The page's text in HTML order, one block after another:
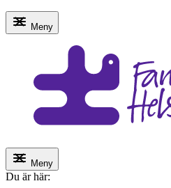
Meny
Meny
Du är här: